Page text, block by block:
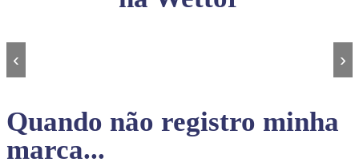
‹ ›
Quando não registro minha
marca...